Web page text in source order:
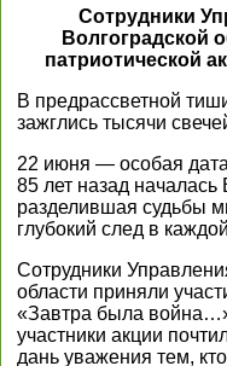
Сотрудники
Волгоградской
патриотической
В предрассветной
зажглись тысячи
22 июня — особая
85 лет назад
разделившая судьбы
глубокий след в
Сотрудники
области приняли
«Завтра была
участники акции
дань уважения тем,